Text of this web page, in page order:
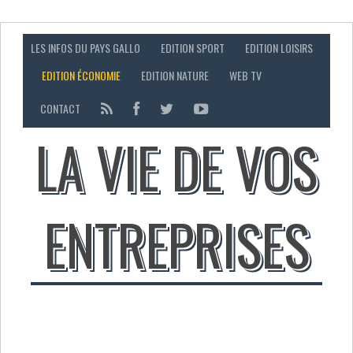
LES INFOS DU PAYS GALLO EDITION SPORT
EDITION LOISIRS
EDITION ÉCONOMIE
EDITION NATURE
WEB TV
CONTACT
LA VIE DE VOS
ENTREPRISES